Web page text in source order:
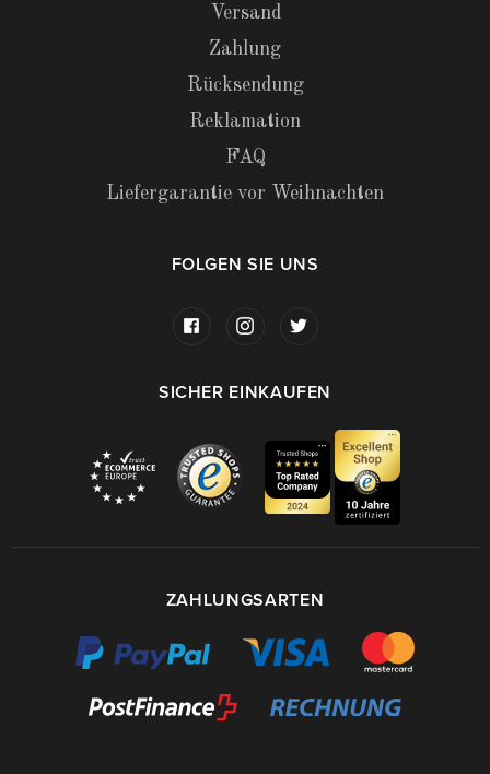
Versand
Zahlung
Rücksendung
Reklamation
FAQ
Liefergarantie vor Weihnachten
FOLGEN SIE UNS
SICHER EINKAUFEN
ZAHLUNGSARTEN